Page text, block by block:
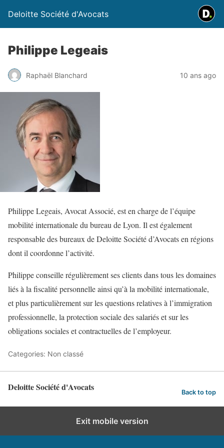
Deloitte Société d'Avocats
Philippe Legeais
Raphaël Blanchard 10 ans ago
Philippe Legeais, Avocat Associé, est en charge de l’équipe
mobilité internationale du bureau de Lyon. Il est également
responsable des bureaux de Deloitte Société d’Avocats en régions
dont il coordonne l’activité.
Philippe conseille régulièrement ses clients dans tous les domaines
liés à la fiscalité personnelle ainsi qu’à la mobilité internationale,
et plus particulièrement sur les questions relatives à l’immigration
professionnelle, la protection sociale des salariés et sur les
obligations sociales et contractuelles de l’employeur.
Categories: Non classé
Deloitte Société d'Avocats Back to top
Exit mobile version